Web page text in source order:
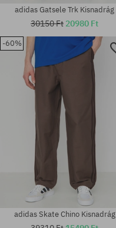
Elérhető méretek:
adidas Gatsele Trk Kisnadrág
30150 Ft 20980 Ft
-60%
adidas Skate Chino Kisnadrág